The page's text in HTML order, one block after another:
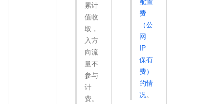
累计
值收
取，
入方
向流
量不
参与
计
费。
费
（公
网
IP
保有
费）
的情
况。